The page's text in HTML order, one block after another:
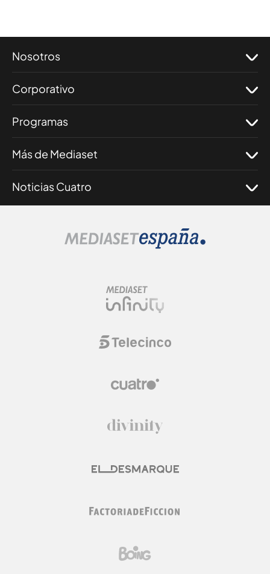
Nosotros
Corporativo
Programas
Más de Mediaset
Noticias Cuatro